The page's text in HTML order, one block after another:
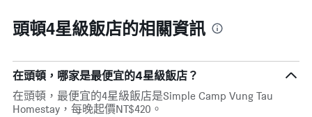
頭頓4星級飯店的相關資訊
在頭頓​，哪家是最便宜的4星級飯店？
在頭頓​，最便宜的4星級飯店是Simple Camp Vung Tau
Homestay，每晚起價NT$420。